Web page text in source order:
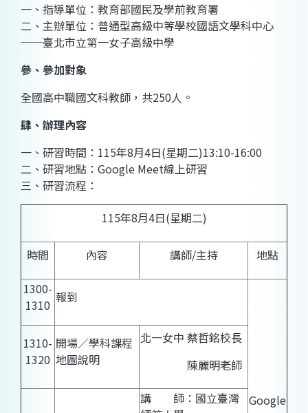
一、指導單位：教育部國民及學前教育署
二、主辦單位：普通型高級中等學校國語文學科中心
──臺北市立第一女子高級中學
參、參加對象
全國高中職國文科教師，共250人。
肆、辦理內容
一、研習時間：115年8月4日(星期二)13:10-16:00
二、研習地點：Google Meet線上研習
三、研習流程：
115年8月4日(星期二)
時間 內容 講師/主持 地點
1300-
1310 報到
Google
1310-
1320
開場∕學科課程
地圖說明
北一女中 蔡哲銘校長
陳麗明老師
講 師：國立臺灣